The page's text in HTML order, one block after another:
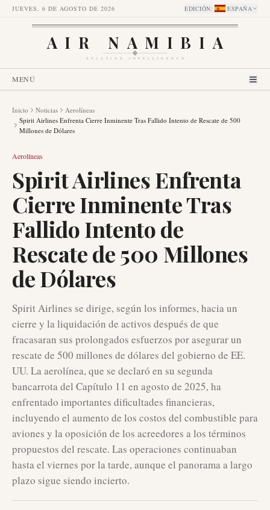
JUEVES, 6 DE AGOSTO DE 2026 EDICIÓN: ESPAÑA
AIR NAMIBIA
AVIATION INTELLIGENCE
MENÚ
Inicio Noticias
Aerolíneas
Spirit Airlines Enfrenta Cierre Inminente Tras Fallido Intento de Rescate de 500
Millones de Dólares
Aerolíneas
Spirit Airlines Enfrenta
Cierre Inminente Tras
Fallido Intento de
Rescate de 500 Millones
de Dólares
Spirit Airlines se dirige, según los informes, hacia un
cierre y la liquidación de activos después de que
fracasaran sus prolongados esfuerzos por asegurar un
rescate de 500 millones de dólares del gobierno de EE.
UU. La aerolínea, que se declaró en su segunda
bancarrota del Capítulo 11 en agosto de 2025, ha
enfrentado importantes dificultades financieras,
incluyendo el aumento de los costos del combustible para
aviones y la oposición de los acreedores a los términos
propuestos del rescate. Las operaciones continuaban
hasta el viernes por la tarde, aunque el panorama a largo
plazo sigue siendo incierto.